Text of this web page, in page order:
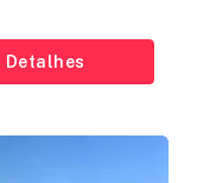
Detalhes